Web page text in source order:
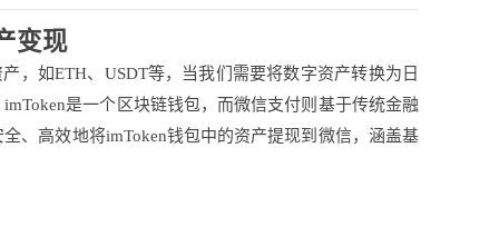
变现
，如ETH、USDT等，当我们需要将数字资产转换为日
是一个区块链钱包，而微信支付则基于传统金融
、高效地将imToken钱包中的资产提现到微信，涵盖基